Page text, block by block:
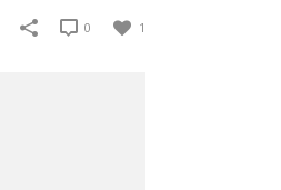
1
0